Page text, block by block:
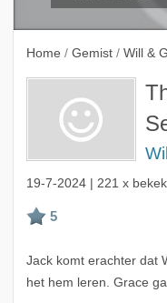
Home / Gemist / Will &
19-7-2024| 221 x
Jack komt erachter dat
het hem leren. Grace